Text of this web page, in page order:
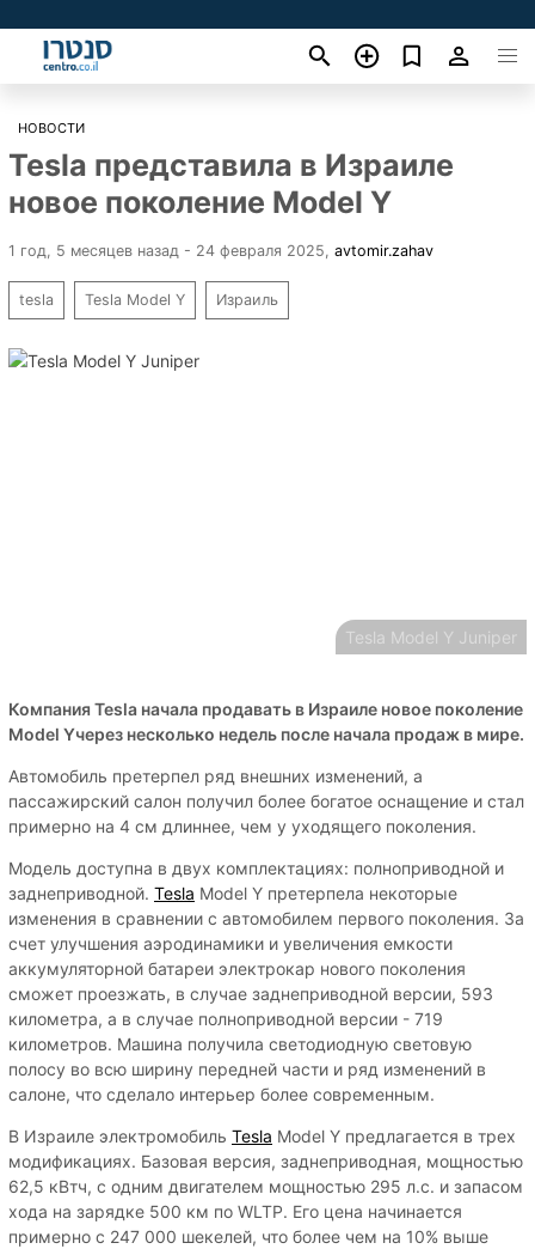
НОВОСТИ
Tesla представила в Израиле
новое поколение Model Y
1 год, 5 месяцев назад - 24 февраля 2025 avtomir.zahav
tesla Tesla Model Y Израиль
Tesla Model Y Juniper
Компания Tesla начала продавать в Израиле новое поколение
Model Yчерез несколько недель после начала продаж в мире.
Автомобиль претерпел ряд внешних изменений, а
пассажирский салон получил более богатое оснащение и стал
примерно на 4 см длиннее, чем у уходящего поколения.
Модель доступна в двух комплектациях: полноприводной и
заднеприводной. Tesla Model Y претерпела некоторые
изменения в сравнении с автомобилем первого поколения. За
счет улучшения аэродинамики и увеличения емкости
аккумуляторной батареи электрокар нового поколения
сможет проезжать, в случае заднеприводной версии, 593
километра, а в случае полноприводной версии - 719
километров. Машина получила светодиодную световую
полосу во всю ширину передней части и ряд изменений в
салоне, что сделало интерьер более современным.
В Израиле электромобиль Tesla Model Y предлагается в трех
модификациях. Базовая версия, заднеприводная, мощностью
62,5 кВтч, с одним двигателем мощностью 295 л.с. и запасом
хода на зарядке 500 км по WLTP. Его цена начинается
примерно с 247 000 шекелей, что более чем на 10% выше